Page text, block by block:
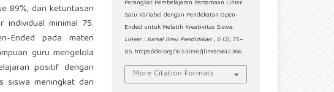
89%, dan ketuntasan
minimal 75.
Ended pada materi
guru mengelola
positif dengan
siswa meningkat dari
Perangkat Pembelajaran Persamaan Linier
Satu Variabel dengan Pendekatan Open-
Ended untuk Melatih Kreativitas Siswa.
Linear : Jurnal Ilmu Pendidikan , 6 (2), 75–
85. https://doi.org/10.53090/jlinear.v6i2.366
More Citation Formats